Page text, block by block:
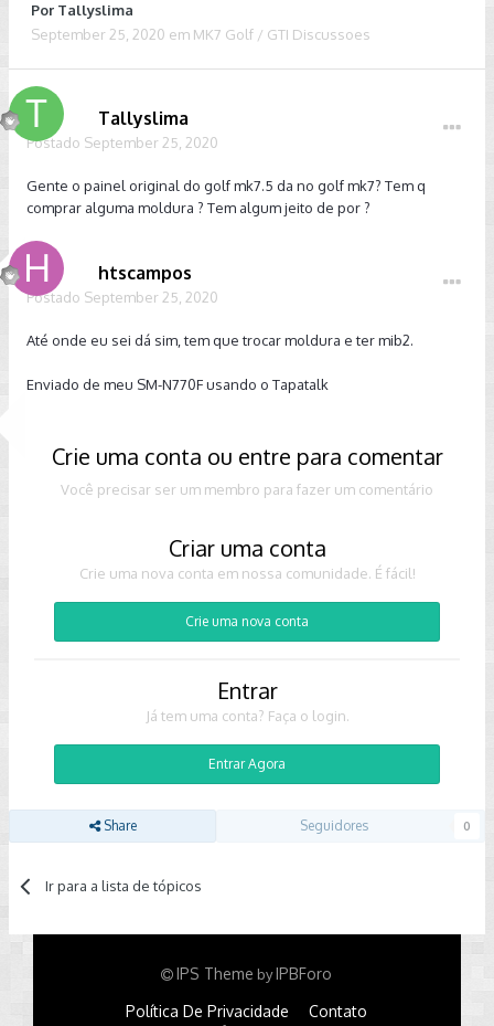
Por Tallyslima
September 25, 2020 em MK7 Golf / GTI Discussoes
Tallyslima
Postado September 25, 2020
Gente o painel original do golf mk7.5 da no golf mk7? Tem q
comprar alguma moldura ? Tem algum jeito de por ?
htscampos
Postado September 25, 2020
Até onde eu sei dá sim, tem que trocar moldura e ter mib2.
Enviado de meu SM-N770F usando o Tapatalk
Crie uma conta ou entre para comentar
Você precisar ser um membro para fazer um comentário
Criar uma conta
Crie uma nova conta em nossa comunidade. É fácil!
Crie uma nova conta
Entrar
Já tem uma conta? Faça o login.
Entrar Agora
Share Seguidores 0
Ir para a lista de tópicos
IPS Theme byIPBForo
Política De Privacidade Contato